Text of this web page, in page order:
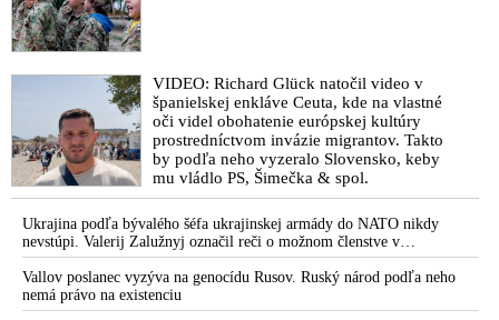
VIDEO: Epsteinove pedofilné spisy so šokujúcimi menami a
dôkazmi sa začali zverejňovať. Niektorí veľmi vplyvní ľudia z
na verejnosť. Americká ministerka spravodlivosti Pam
Bondiová poslala riaditeľovi FBI Kashovi Patelovi list, v
ktorom obvinila federálnych vyšetrovateľov z FBI v New
Yorku zo zadržiavania tisícov strán dokumentov Jeffreyho
Epsteina, ktoré vo štvrtok sľúbila zverejniť
globálnej elite. Americká ministerka spravodlivosti Pam
Bondiová informovala, že zverejňovanie Epsteinových
dokumentov by mohlo začať už vo štvrtok 27. februára 2025
VIDEO: Britský exposlanec Andrew Bridgen odhaľuje
VIDEO: Richard Glück natočil video v
španielskej enkláve Ceuta, kde na vlastné
oči videl obohatenie európskej kultúry
prostredníctvom invázie migrantov. Takto
by podľa neho vyzeralo Slovensko, keby
mu vládlo PS, Šimečka & spol.
Ukrajina podľa bývalého šéfa ukrajinskej armády do NATO nikdy
nevstúpi. Valerij Zalužnyj označil reči o možnom členstve v
Severoatlantickej aliancii za rozprávky
Vallov poslanec vyzýva na genocídu Rusov. Ruský národ podľa neho
nemá právo na existenciu